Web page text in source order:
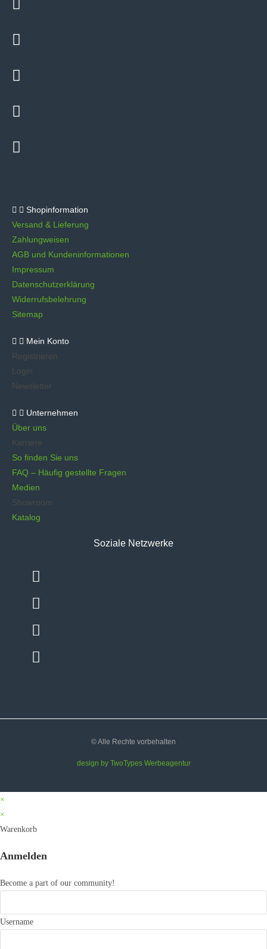
Shopinformation
Versand & Lieferung
Zahlungweisen
AGB und Kundeninformationen
Impressum
Datenschutzerklärung
Widerrufsbelehrung
Sitemap
Mein Konto
Registrieren
Login
Newsletter
Unternehmen
Über uns
Karriere
So finden Sie uns
FAQ – Häufig gestellte Fragen
Medien
Showroom
Katalog
Soziale Netzwerke
© Alle Rechte vorbehalten
design by TwoTypes Werbeagentur
×
×
Warenkorb
Anmelden
Become a part of our community!
Username